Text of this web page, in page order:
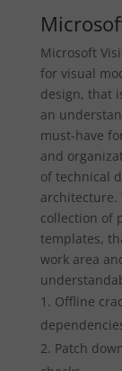
Microsoft
for visual
design, that
an
must-have
and
of technical
architecture.
collection of
templates,
work area
Offline
Patch